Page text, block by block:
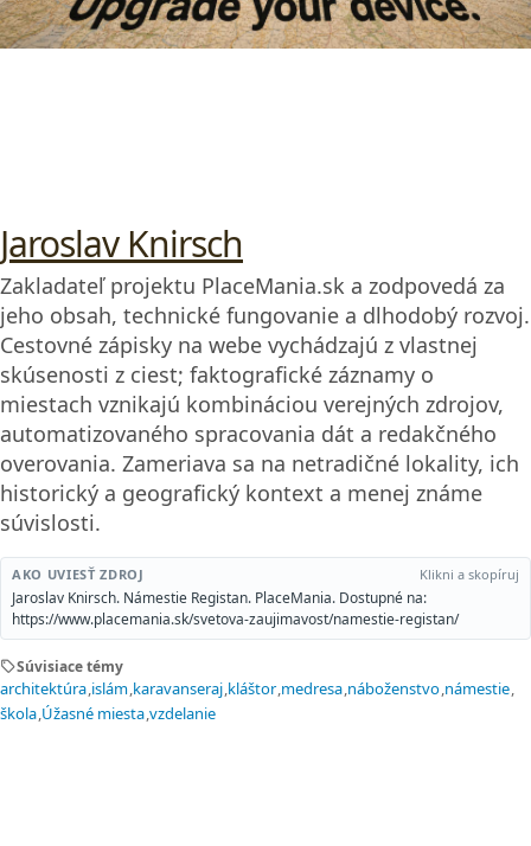
Jaroslav Knirsch
Zakladateľ projektu PlaceMania.sk a zodpovedá za
jeho obsah, technické fungovanie a dlhodobý rozvoj.
Cestovné zápisky na webe vychádzajú z vlastnej
skúsenosti z ciest; faktografické záznamy o
miestach vznikajú kombináciou verejných zdrojov,
automatizovaného spracovania dát a redakčného
overovania. Zameriava sa na netradičné lokality, ich
historický a geografický kontext a menej známe
súvislosti.
AKO UVIESŤ ZDROJ Klikni a skopíruj
Jaroslav Knirsch. Námestie Registan. PlaceMania. Dostupné na:
https://www.placemania.sk/svetova-zaujimavost/namestie-registan/
sellSúvisiace témy
architektúra islám karavanseraj kláštor medresa náboženstvo námestie
škola Úžasné miesta vzdelanie